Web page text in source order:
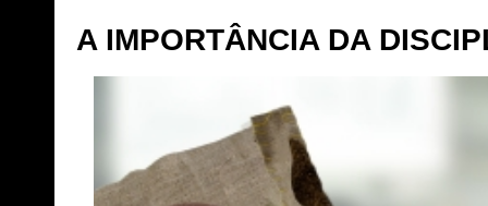
A IMPORTÂNCIA DA